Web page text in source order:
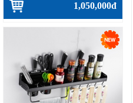
1,050,000đ